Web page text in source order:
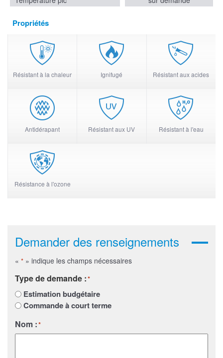
Propriétés
Résistant à la chaleur Ignifugé Résistant aux acides
Antidérapant Résistant aux UV Résistant à l'eau
Résistance à l'ozone
Demander des renseignements
« * » indique les champs nécessaires
Type de demande :*
Estimation budgétaire
Commande à court terme
Nom :*